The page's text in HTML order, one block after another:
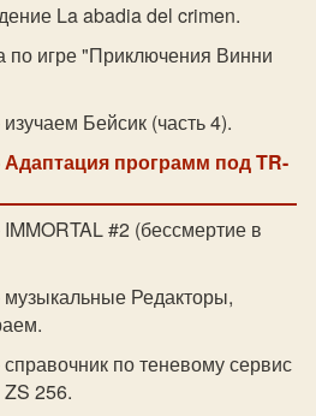
La abadia del crimen.
по игре "Приключения Винни
изучаем Бейсик (часть 4).
Адаптация программ под TR-
IMMORTAL #2 (бессмертие в
музыкальные Редакторы,
справочник по теневому сервис
256.